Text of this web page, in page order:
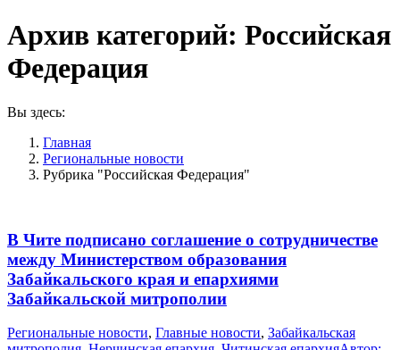
Архив категорий: Российская
Федерация
Вы здесь:
Главная
Pегиональные новости
Рубрика "Российская Федерация"
В Чите подписано соглашение о сотрудничестве
между Министерством образования
Забайкальского края и епархиями
Забайкальской митрополии
Pегиональные новости, Главные новости, Забайкальская